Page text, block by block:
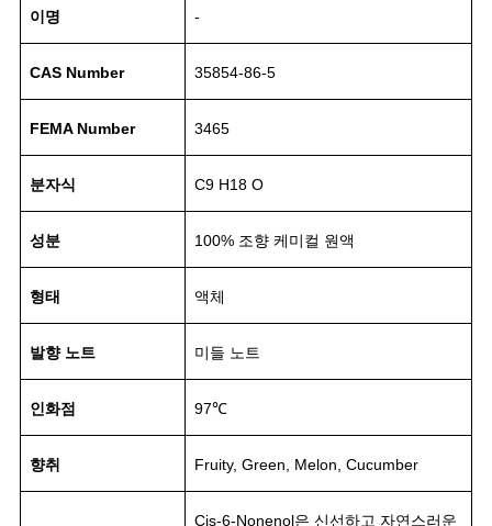
이명 -
CAS Number 35854-86-5
FEMA Number 3465
분자식 C9 H18 O
성분 100% 조향 케미컬 원액
형태 액체
발향 노트 미들 노트
인화점 97℃
향취 Fruity, Green, Melon, Cucumber
Cis-6-Nonenol은 신선하고 자연스러운